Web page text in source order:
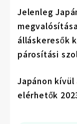
Jelenleg
álláskeresők
párosítási
Japánon
elérhetők